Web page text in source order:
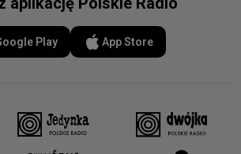
Play App Store